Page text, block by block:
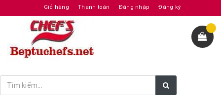
Giỏ hàng Thanh toán Đăng nhập Đăng ký